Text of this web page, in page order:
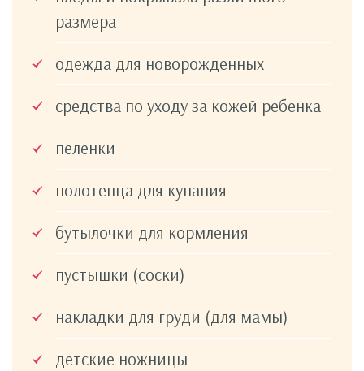
размера
одежда для новорожденных
средства по уходу за кожей ребенка
пеленки
полотенца для купания
бутылочки для кормления
пустышки (соски)
накладки для груди (для мамы)
детские ножницы